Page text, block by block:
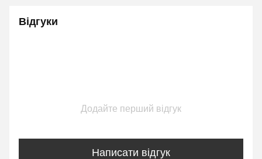
Відгуки
Додайте перший відгук
Написати відгук